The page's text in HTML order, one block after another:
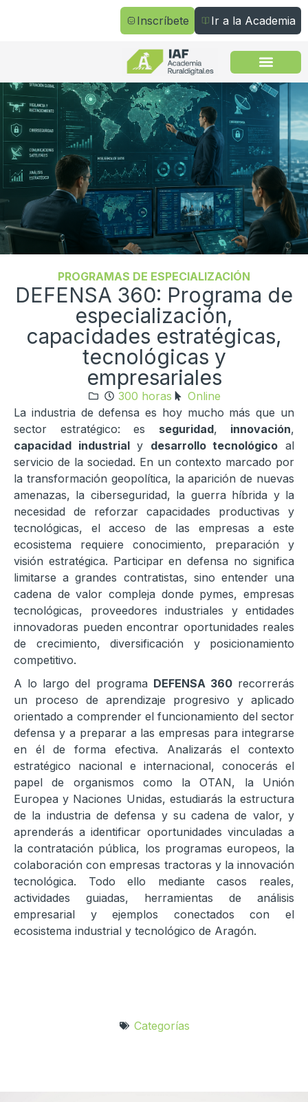
Inscríbete Ir a la Academia
PROGRAMAS DE ESPECIALIZACIÓN
DEFENSA 360: Programa de
especialización,
capacidades estratégicas,
tecnológicas y
empresariales
300 horas
Online
La industria de defensa es hoy mucho más que un
sector estratégico: es seguridad, innovación,
capacidad industrialy desarrollo tecnológico al
servicio de la sociedad. En un contexto marcado por
la transformación geopolítica, la aparición de nuevas
amenazas, la ciberseguridad, la guerra híbrida y la
necesidad de reforzar capacidades productivas y
tecnológicas, el acceso de las empresas a este
ecosistema requiere conocimiento, preparación y
visión estratégica. Participar en defensa no significa
limitarse a grandes contratistas, sino entender una
cadena de valor compleja donde pymes, empresas
tecnológicas, proveedores industriales y entidades
innovadoras pueden encontrar oportunidades reales
de crecimiento, diversificación y posicionamiento
competitivo.
A lo largo del programa DEFENSA 360recorrerás
un proceso de aprendizaje progresivo y aplicado
orientado a comprender el funcionamiento del sector
defensa y a preparar a las empresas para integrarse
en él de forma efectiva. Analizarás el contexto
estratégico nacional e internacional, conocerás el
papel de organismos como la OTAN, la Unión
Europea y Naciones Unidas, estudiarás la estructura
de la industria de defensa y su cadena de valor, y
aprenderás a identificar oportunidades vinculadas a
la contratación pública, los programas europeos, la
colaboración con empresas tractoras y la innovación
tecnológica. Todo ello mediante casos reales,
actividades guiadas, herramientas de análisis
empresarial y ejemplos conectados con el
ecosistema industrial y tecnológico de Aragón.
Categorías